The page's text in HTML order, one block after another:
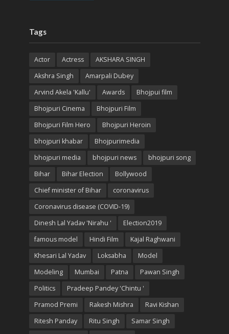
Tags
Actor Actress
AKSHARA SINGH
Akshra Singh
Amarpali Dubey
Arvind Akela 'Kallu'
Awards
Bhojpui film
Bhojpuri Cinema
Bhojpuri Film
Bhojpuri Film Hero
Bhojpuri Heroin
bhojpuri khabar
Bhojpurimedia
bhojpuri media
bhojpuri news
bhojpuri song
Bihar
Bihar Election
Bollywood
Chief minister of Bihar
coronavirus
Coronavirus disease (COVID-19)
Dinesh Lal Yadav 'Nirahu '
Election2019
famous model
Hindi Film
Kajal Raghwani
Khesari Lal Yadav
Loksabha
Model
Modeling
Mumbai Patna
Pawan Singh
Politics
Pradeep Pandey 'Chintu '
Pramod Premi
Rakesh Mishra
Ravi Kishan
Ritesh Panday
Ritu Singh
Samar Singh